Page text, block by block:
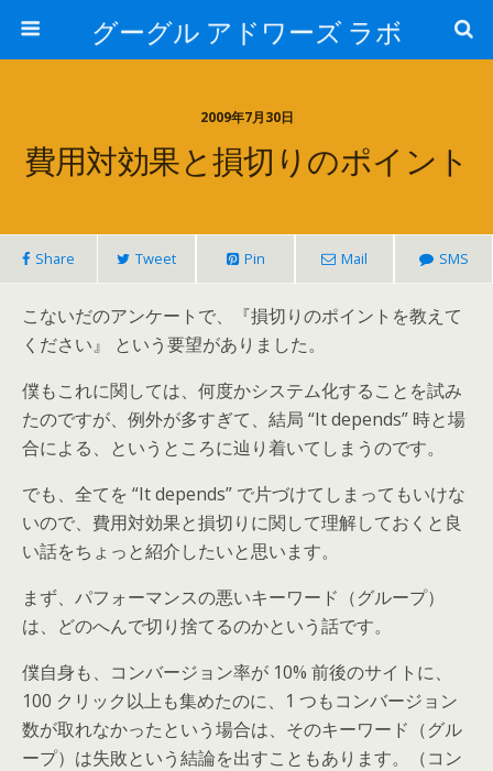
グーグル アドワーズ ラボ
2009年7月30日
費用対効果と損切りのポイント
Share Tweet Pin Mail SMS
こないだのアンケートで、『損切りのポイントを教えて
ください』 という要望がありました。
僕もこれに関しては、何度かシステム化することを試み
たのですが、例外が多すぎて、結局 “It depends” 時と場
合による、というところに辿り着いてしまうのです。
でも、全てを “It depends” で片づけてしまってもいけな
いので、費用対効果と損切りに関して理解しておくと良
い話をちょっと紹介したいと思います。
まず、パフォーマンスの悪いキーワード（グループ）
は、どのへんで切り捨てるのかという話です。
僕自身も、コンバージョン率が 10% 前後のサイトに、
100 クリック以上も集めたのに、1 つもコンバージョン
数が取れなかったという場合は、そのキーワード（グル
ープ）は失敗という結論を出すこともあります。（コン